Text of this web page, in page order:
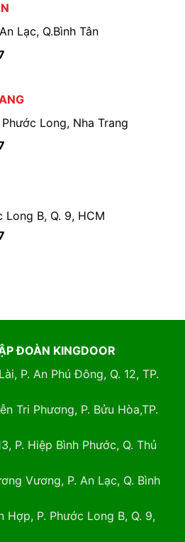
Lạc, Q.Bình Tân
Long, Nha Trang
B, Q. 9, HCM
ĐOÀN KINGDOOR
P. An Phú Đông, Q. 12, TP.
Tri Phương, P. Bửu Hòa,TP.
P. Hiệp Bình Phước, Q. Thủ
Vương, P. An Lạc, Q. Bình
Hợp, P. Phước Long B, Q. 9,